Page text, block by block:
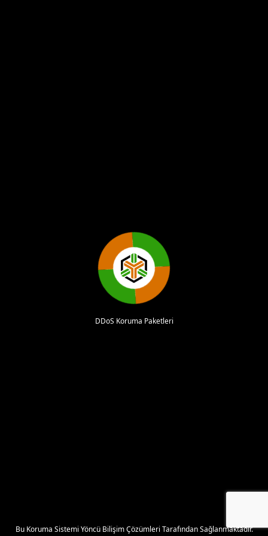
DDoS Koruma Paketleri
Bu Koruma Sistemi Yöncü Bilişim Çözümleri Tarafından Sağlanmaktadır.